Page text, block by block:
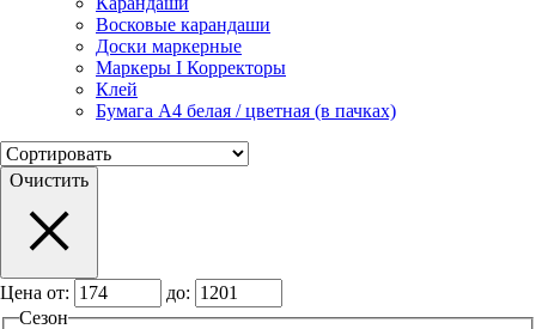
Восковые карандаши
Доски маркерные
Маркеры I Корректоры
Клей
Бумага А4 белая / цветная (в пачках)
Очистить
Цена от:
до:
Сезон